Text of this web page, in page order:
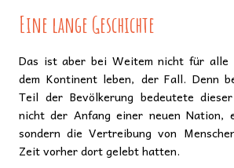
Eine lange Geschichte
Das ist aber bei Weitem nicht für alle
dem Kontinent leben, der Fall. Denn
Teil der Bevölkerung bedeutete
nicht der Anfang einer neuen Nation,
sondern die Vertreibung von
Zeit vorher dort gelebt hatten.